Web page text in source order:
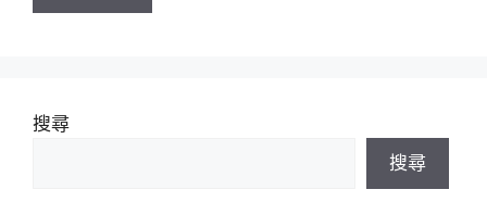
搜尋
搜尋